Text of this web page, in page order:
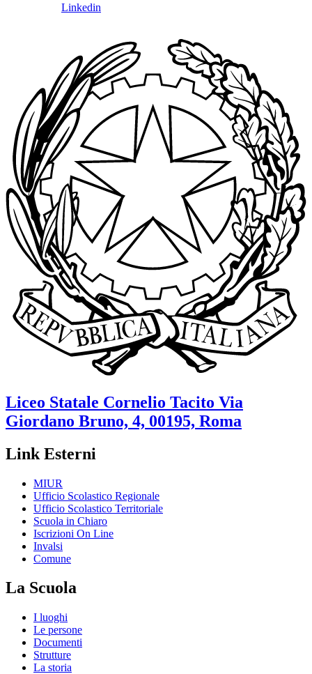
Linkedin
Liceo Statale Cornelio Tacito Via
Giordano Bruno, 4, 00195, Roma
Link Esterni
MIUR
Ufficio Scolastico Regionale
Ufficio Scolastico Territoriale
Scuola in Chiaro
Iscrizioni On Line
Invalsi
Comune
La Scuola
I luoghi
Le persone
Documenti
Strutture
La storia